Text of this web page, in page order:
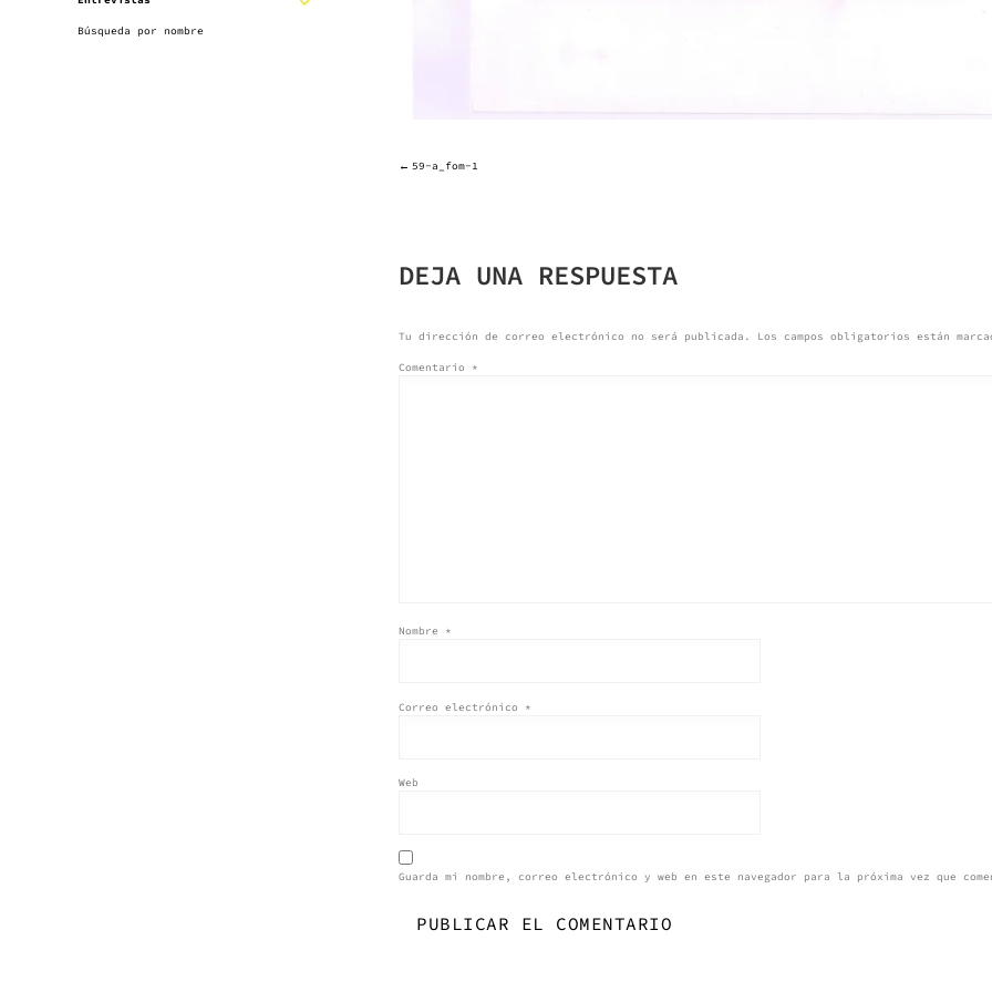
EXPANDIR
Búsqueda por nombre
NAVEGACIÓN
ENTRADAS
59-a_fom-1
DEJA UNA RESPUESTA
Tu dirección de correo electrónico no será publicada. Los campos obligatorios están
Comentario *
Nombre *
Correo electrónico *
Web
Guarda mi nombre, correo electrónico y web en este navegador para la próxima vez que